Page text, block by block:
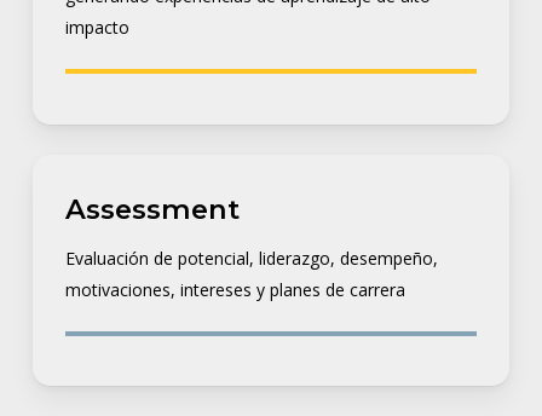
impacto
Assessment
Evaluación de potencial, liderazgo, desempeño,
motivaciones, intereses y planes de carrera